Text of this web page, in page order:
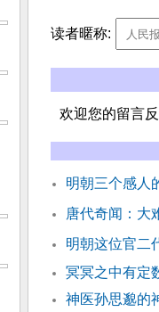
读者暱称:
欢迎您的留言反
明朝三个感人
唐代奇闻：大
明朝这位官二
冥冥之中有定
神医孙思邈的